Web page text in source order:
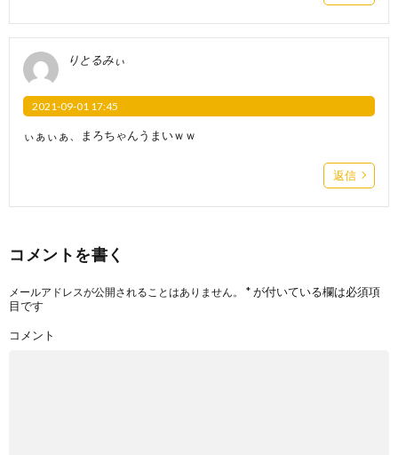
りとるみぃ
2021-09-01 17:45
ぃぁぃぁ、まろちゃんうまいｗｗ
返信
コメントを書く
メールアドレスが公開されることはありません。 *が付いている欄は必須項
目です
コメント